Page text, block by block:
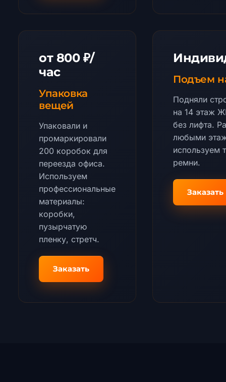
от 800 ₽/
час
Упаковка
вещей
Упаковали и
промаркировали
200 коробок для
переезда офиса.
Используем
профессиональные
материалы:
коробки,
пузырчатую
пленку, стретч.
Заказать
Подъем
Подняли
на 14 этаж
без лифта.
любыми
используем
ремни.
Заказать